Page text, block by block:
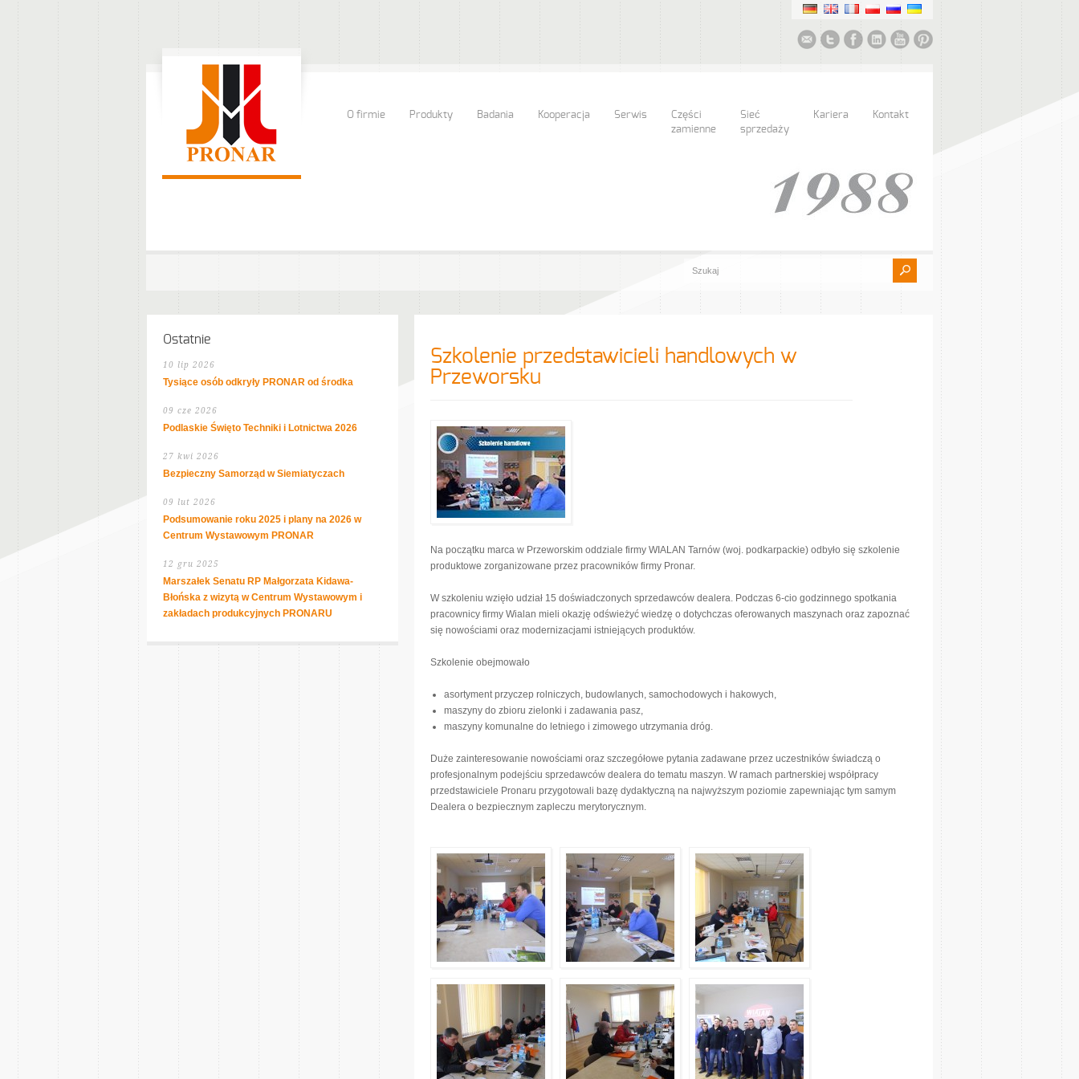
O firmie Produkty Badania Kooperacja Serwis
Części
zamienne
Sieć
sprzedaży
Kariera Kontakt
Szkolenie przedstawicieli handlowych w
Przeworsku
Na początku marca w Przeworskim oddziale firmy WIALAN Tarnów (woj. podkarpackie) odbyło się szkolenie
produktowe zorganizowane przez pracowników firmy Pronar.
W szkoleniu wzięło udział 15 doświadczonych sprzedawców dealera. Podczas 6-cio godzinnego spotkania
pracownicy firmy Wialan mieli okazję odświeżyć wiedzę o dotychczas oferowanych maszynach oraz zapoznać
się nowościami oraz modernizacjami istniejących produktów.
Szkolenie obejmowało
asortyment przyczep rolniczych, budowlanych, samochodowych i hakowych,
maszyny do zbioru zielonki i zadawania pasz,
maszyny komunalne do letniego i zimowego utrzymania dróg.
Duże zainteresowanie nowościami oraz szczegółowe pytania zadawane przez uczestników świadczą o
profesjonalnym podejściu sprzedawców dealera do tematu maszyn. W ramach partnerskiej współpracy
przedstawiciele Pronaru przygotowali bazę dydaktyczną na najwyższym poziomie zapewniając tym samym
Dealera o bezpiecznym zapleczu merytorycznym.
Ostatnie
10 lip 2026
Tysiące osób odkryły PRONAR od środka
09 cze 2026
Podlaskie Święto Techniki i Lotnictwa 2026
27 kwi 2026
Bezpieczny Samorząd w Siemiatyczach
09 lut 2026
Podsumowanie roku 2025 i plany na 2026 w
Centrum Wystawowym PRONAR
12 gru 2025
Marszałek Senatu RP Małgorzata Kidawa-
Błońska z wizytą w Centrum Wystawowym i
zakładach produkcyjnych PRONARU